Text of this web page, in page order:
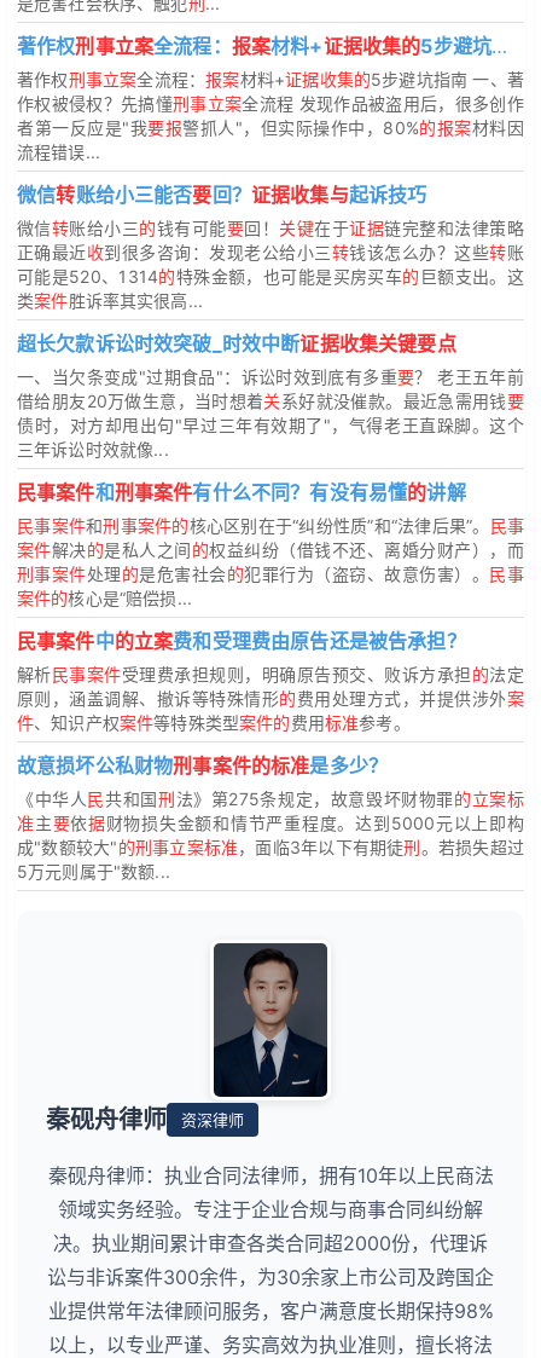
著作权刑事立案全流程： 报案材料+证据收集的5步避坑指南
著作权刑事立案全流程：报案材料+证据收集的5步避坑指南 一、著
作权被侵权？先搞懂刑事立案全流程 发现作品被盗用后，很多创作
者第一反应是"我要报警抓人"，但实际操作中，80%的报案材料因
流程错误...
微信转账给小三能否要回？ 证据收集与起诉技巧
微信转账给小三的钱有可能要回！ 关键在于证据链完整和法律策略
正确最近收到很多咨询：发现老公给小三转钱该怎么办？这些转账
可能是520、1314的特殊金额，也可能是买房买车的 巨额支出。这
类案件胜诉率其实很高...
超长欠款诉讼时效突破_时效中断证据收集关键要点
一、当欠条变成"过期食品"：诉讼时效到底有多重要？ 老王五年前
借给朋友20万做生意，当时想着关系好就没催款。最近急需用钱要
债时，对方却甩出句"早过三年有效期了"，气得老王直跺脚。这个
三年诉讼时效就像...
民事案件和刑事案件有什么不同？有没有易懂的讲解
民事案件和刑事案件的核心区别在于“纠纷性质”和“法律后果”。 民事
案件解决的是私人之间的权益纠纷（借钱不还、离婚分财产），而
刑事案件处理的是危害社会的犯罪行为（盗窃、故意伤害）。 民事
案件的核心是“赔偿损...
民事案件中的立案费和受理费由原告还是被告承担？
解析民事案件受理费承担规则，明确原告预交、败诉方承担的法定
原则，涵盖调解、撤诉等特殊情形的费用处理方式，并提供涉外案
件、知识产权案件等特殊类型案件的费用标准参考。
故意损坏公私财物刑事案件的标准是多少？
《中华人民共和国刑法》第275条规定，故意毁坏财物罪的立案标
准主要依据财物损失金额和情节严重程度。达到5000元以上即构
成"数额较大"的刑事立案标准，面临3年以下有期徒刑。若损失超过
5万元则属于"数额...
秦砚舟律师 资深律师
秦砚舟律师：执业合同法律师，拥有10年以上民商法
领域实务经验。专注于企业合规与商事合同纠纷解
决。执业期间累计审查各类合同超2000份，代理诉
讼与非诉案件300余件，为30余家上市公司及跨国企
业提供常年法律顾问服务，客户满意度长期保持98%
以上，以专业严谨、务实高效为执业准则，擅长将法